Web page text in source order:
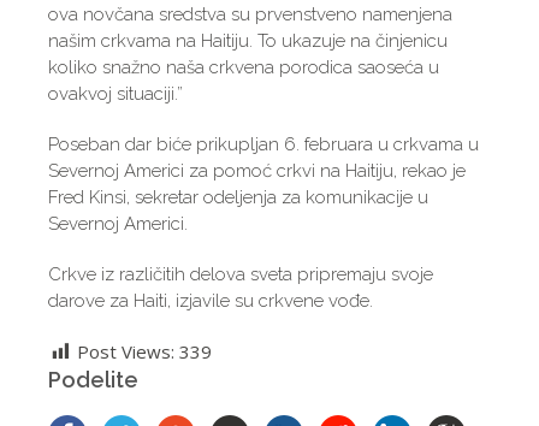
ova novčana sredstva su prvenstveno namenjena
našim crkvama na Haitiju. To ukazuje na činjenicu
koliko snažno naša crkvena porodica saoseća u
ovakvoj situaciji.”
Poseban dar biće prikupljan 6. februara u crkvama u
Severnoj Americi za pomoć crkvi na Haitiju, rekao je
Fred Kinsi, sekretar odeljenja za komunikacije u
Severnoj Americi.
Crkve iz različitih delova sveta pripremaju svoje
darove za Haiti, izjavile su crkvene vođe.
Post Views: 339
Podelite